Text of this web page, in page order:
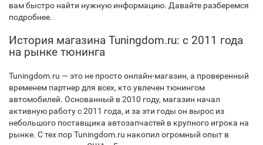
вам быстро найти нужную информацию. Давайте разберемся
подробнее.
История магазина Tuningdom.ru: с 2011 года
на рынке тюнинга
Tuningdom.ru — это не просто онлайн-магазин, а проверенный
временем партнер для всех, кто увлечен тюнингом
автомобилей. Основанный в 2010 году, магазин начал
активную работу с 2011 года, и за эти годы он вырос из
небольшого поставщика автозапчастей в крупного игрока на
рынке. С тех пор Tuningdom.ru накопил огромный опыт в